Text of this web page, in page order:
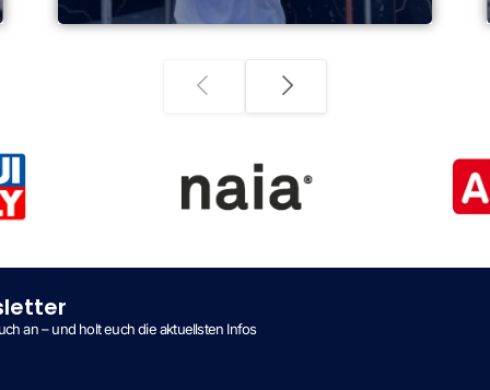
an – und holt euch die aktuellsten Infos